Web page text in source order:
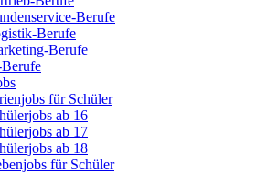
Berufe
Berufe
Berufe
für Schüler
ab 16
ab 17
ab 18
für Schüler